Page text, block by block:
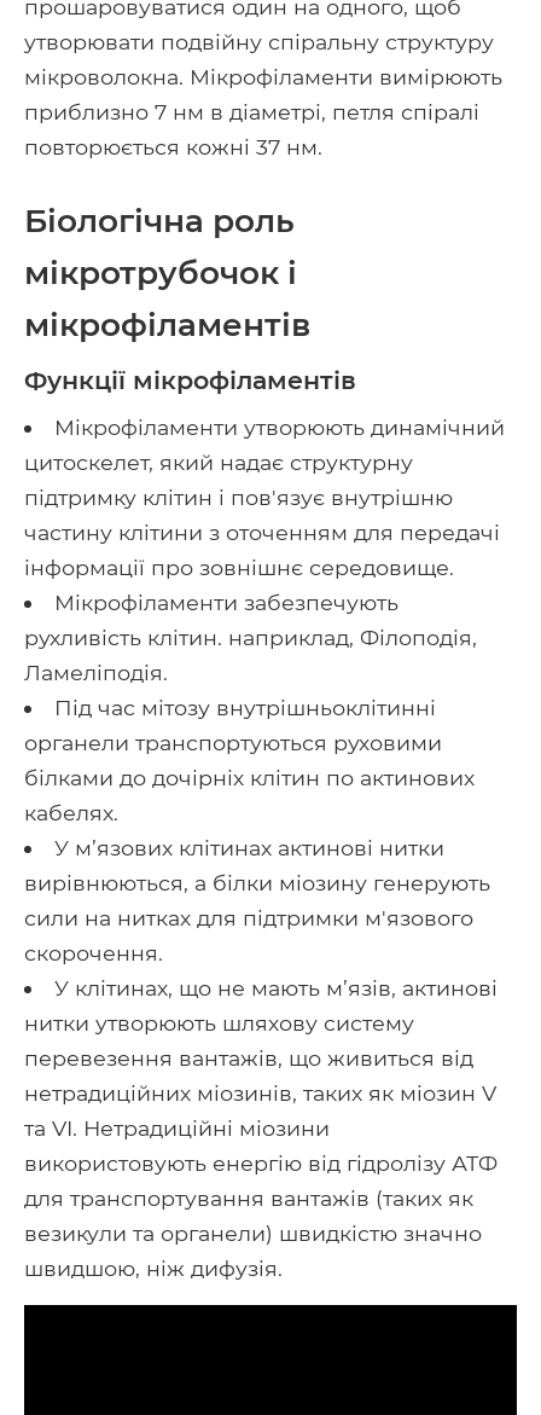
прошаровуватися один на одного, щоб
утворювати подвійну спіральну структуру
мікроволокна. Мікрофіламенти вимірюють
приблизно 7 нм в діаметрі, петля спіралі
повторюється кожні 37 нм.
Біологічна роль
мікротрубочок і
мікрофіламентів
Функції мікрофіламентів
Мікрофіламенти утворюють динамічний
цитоскелет, який надає структурну
підтримку клітин і пов'язує внутрішню
частину клітини з оточенням для передачі
інформації про зовнішнє середовище.
Мікрофіламенти забезпечують
рухливість клітин. наприклад, Філоподія,
Ламеліподія.
Під час мітозу внутрішньоклітинні
органели транспортуються руховими
білками до дочірніх клітин по актинових
кабелях.
У м’язових клітинах актинові нитки
вирівнюються, а білки міозину генерують
сили на нитках для підтримки м'язового
скорочення.
У клітинах, що не мають м’язів, актинові
нитки утворюють шляхову систему
перевезення вантажів, що живиться від
нетрадиційних міозинів, таких як міозин V
та VI. Нетрадиційні міозини
використовують енергію від гідролізу АТФ
для транспортування вантажів (таких як
везикули та органели) швидкістю значно
швидшою, ніж дифузія.